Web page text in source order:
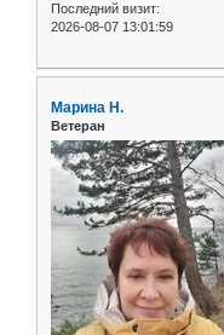
Последний визит:
2026-08-07 13:01:59
Марина Н.
Ветеран